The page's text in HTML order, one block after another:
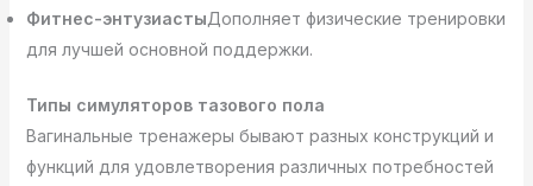
Фитнес-энтузиастыДополняет физические тренировки
для лучшей основной поддержки.
Типы симуляторов тазового пола
Вагинальные тренажеры бывают разных конструкций и
функций для удовлетворения различных потребностей